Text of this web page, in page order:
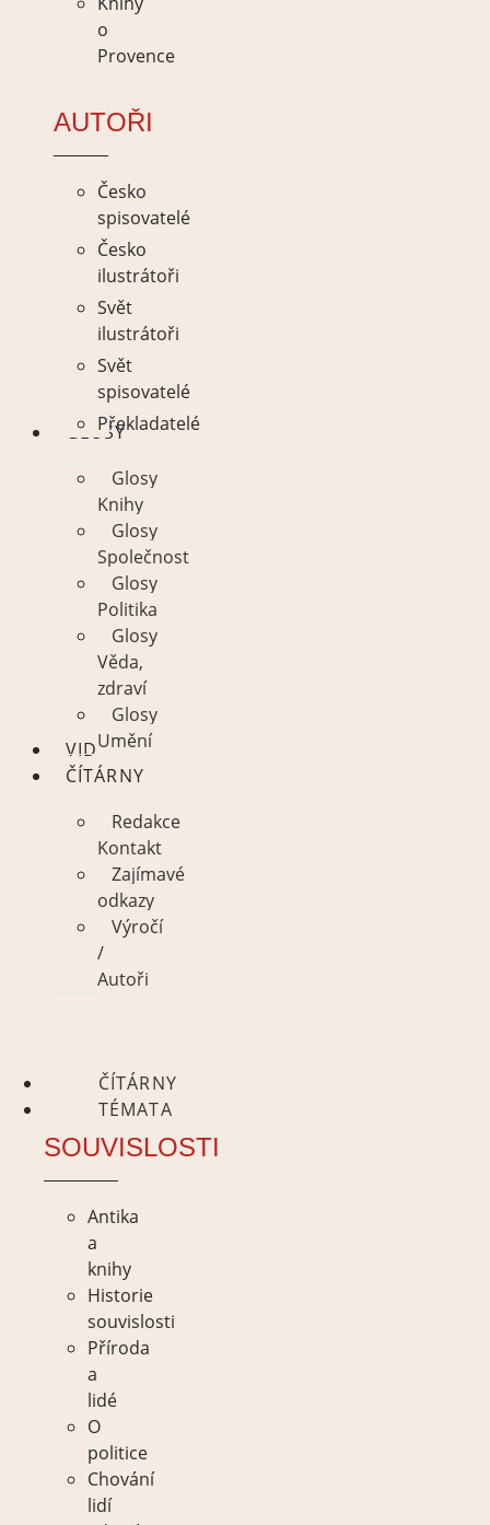
o
Provence
AUTOŘI
Česko
spisovatelé
Česko
ilustrátoři
Svět
ilustrátoři
Svět
spisovatelé
Překladatelé
GLOSY
Glosy
Knihy
Glosy
Společnost
Glosy
Politika
Glosy
Věda,
zdraví
Glosy
Umění
VIDEO
ČÍTÁRNY
Redakce
Kontakt
Zajímavé
odkazy
Výročí
/
Autoři
ČÍTÁRNY
TÉMATA
SOUVISLOSTI
Antika
a
knihy
Historie
souvislosti
Příroda
a
lidé
O
politice
Chování
lidí